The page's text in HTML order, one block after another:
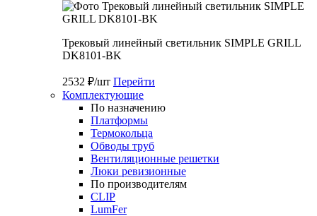
Трековый линейный светильник SIMPLE GRILL
DK8101-BK
2532 ₽/шт Перейти
Комплектующие
По назначению
Платформы
Термокольца
Обводы труб
Вентиляционные решетки
Люки ревизионные
По производителям
CLIP
LumFer